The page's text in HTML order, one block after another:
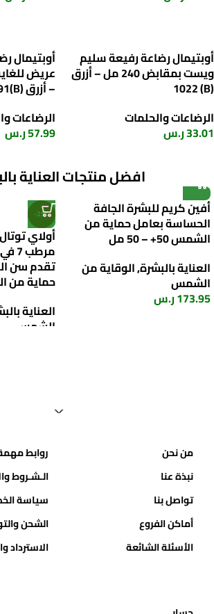
أوبتيمال رضاعة رفيعة سليم
ويست بمقابض 240 مل – أزرق
(B) 1022
الرضاعات والحلمات
33.01ر.س
أوبتيمال
– أزرق (B)1091
الرضاعات
57.99ر.س
افضل منتجات العناية
أفين كريم للبشرة الجافة
الحساسة بعامل حماية من
الشمس 50+ – 50 مل
العناية بالبشرة,الوقاية من
الشمس
173.95ر.س
-25%
أولاي
تقدم سن
حماية من
العناية
الشمس
من نحن
نبذة عنا
تواصل بنا
أماكن الفروع
الأسئلة الشائعة
روابط
الـشـروط
سياسة
الشحن
الاسترداد